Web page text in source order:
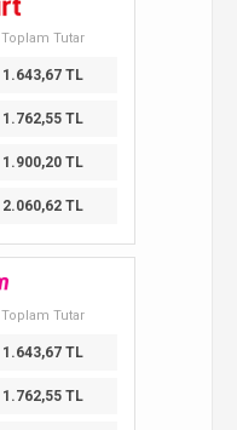
Toplam Tutar
1.643,67 TL
1.762,55 TL
1.900,20 TL
2.060,62 TL
Toplam Tutar
1.643,67 TL
1.762,55 TL